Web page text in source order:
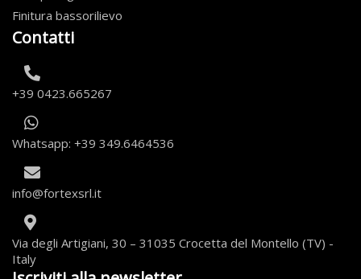
Finitura bassorilievo
Contatti
+39 0423.665267
Whatsapp: +39 349.6464536
info@fortexsrl.it
Via degli Artigiani, 30 – 31035 Crocetta del Montello (TV) -
Italy